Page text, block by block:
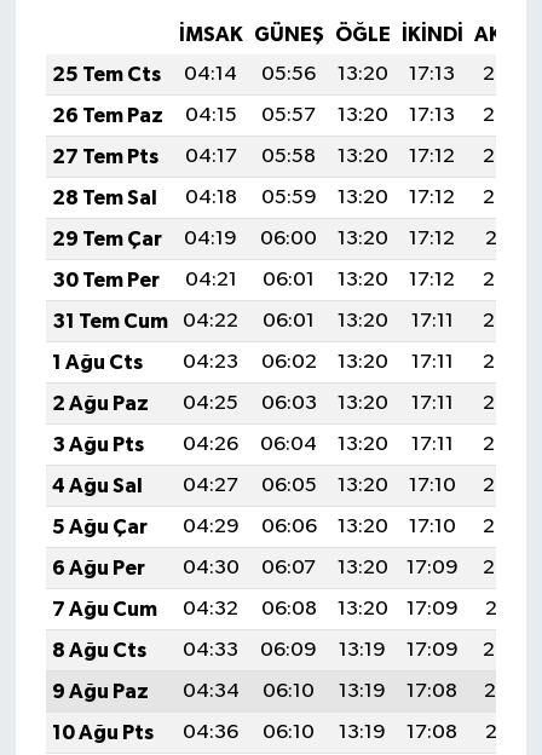
İMSAK GÜNEŞ ÖĞLE İKINDI
25 Tem Cts
04:14 05:56 13:20 17:13
20:34
26 Tem Paz
04:15 05:57 13:20 17:13
20:33
27 Tem Pts
04:17 05:58 13:20 17:12
20:33
28 Tem Sal
04:18 05:59 13:20 17:12
20:32
29 Tem Çar
04:19 06:00 13:20 17:12
20:31
30 Tem Per
04:21 06:01 13:20 17:12
20:30
31 Tem Cum
04:22 06:01 13:20 17:11
20:29
1 Ağu Cts
04:23 06:02 13:20 17:11
20:28
2 Ağu Paz
04:25 06:03 13:20 17:11
20:27
3 Ağu Pts
04:26 06:04 13:20 17:11
20:26
4 Ağu Sal
04:27 06:05 13:20 17:10
20:25
5 Ağu Çar
04:29 06:06 13:20 17:10
20:24
6 Ağu Per
04:30 06:07 13:20 17:09
20:23
7 Ağu Cum
04:32 06:08 13:20 17:09
20:21
8 Ağu Cts
04:33 06:09 13:19 17:09
20:20
9 Ağu Paz
04:34 06:10 13:19 17:08
20:19
10 Ağu Pts
04:36 06:10 13:19 17:08
20:18